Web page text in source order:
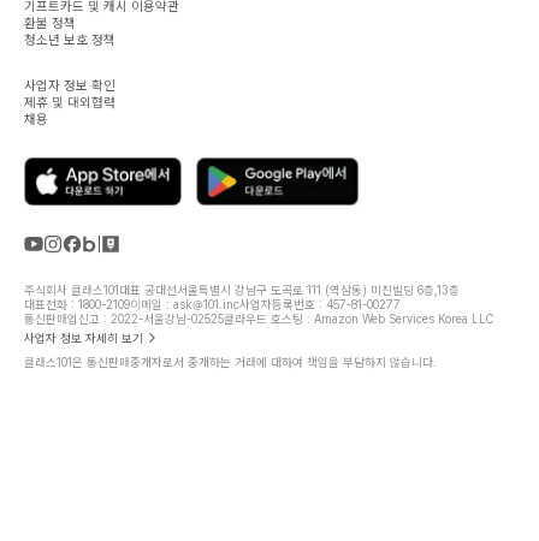
기프트카드 및 캐시 이용약관
환불 정책
청소년 보호 정책
사업자 정보 확인
제휴 및 대외협력
채용
주식회사 클래스101 대표 공대선서울특별시 강남구 도곡로 111 (역삼동) 미진빌딩 6층,13층
대표전화 : 1800-2109이메일 : ask@101.inc사업자등록번호 : 457-81-00277
통신판매업신고 : 2022-서울강남-02525클라우드 호스팅 : Amazon Web Services Korea LLC
사업자 정보 자세히 보기
클래스101은 통신판매중개자로서 중개하는 거래에 대하여 책임을 부담하지 않습니다.